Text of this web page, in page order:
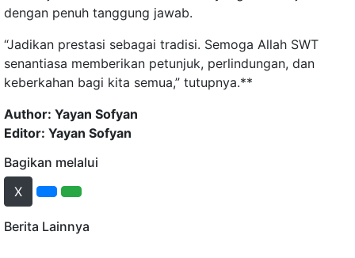
dengan penuh tanggung jawab.
“Jadikan prestasi sebagai tradisi. Semoga Allah SWT
senantiasa memberikan petunjuk, perlindungan, dan
keberkahan bagi kita semua,” tutupnya.**
Author: Yayan Sofyan
Editor: Yayan Sofyan
Bagikan melalui
X
Berita Lainnya